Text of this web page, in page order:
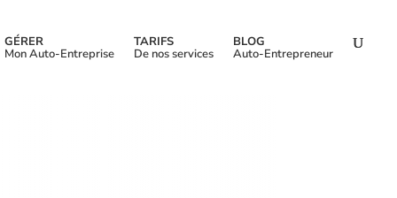
GÉRER
Mon Auto-Entreprise
TARIFS
De nos services
BLOG
Auto-Entrepreneur